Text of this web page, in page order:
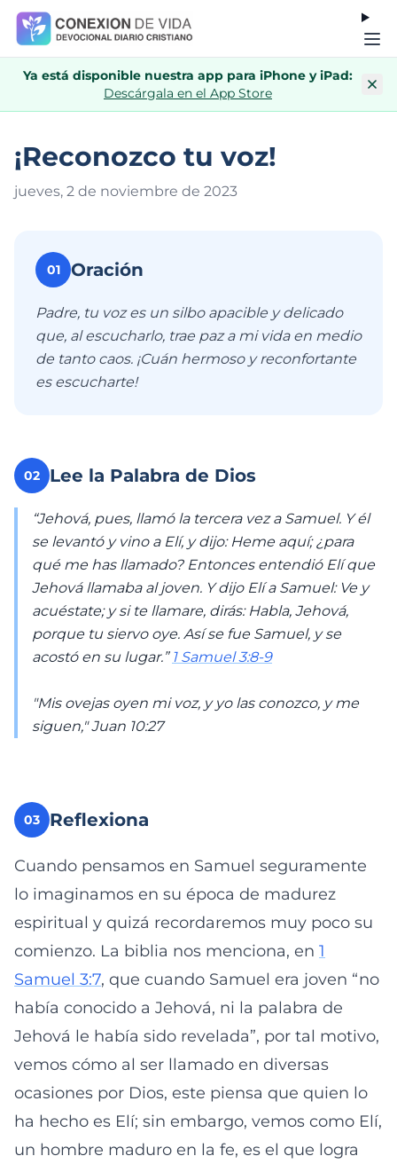
Ya está disponible nuestra app para iPhone y iPad:
Descárgala en el App Store
¡Reconozco tu voz!
jueves, 2 de noviembre de 2023
01 Oración
Padre, tu voz es un silbo apacible y delicado
que, al escucharlo, trae paz a mi vida en medio
de tanto caos. ¡Cuán hermoso y reconfortante
es escucharte!
02 Lee la Palabra de Dios
“Jehová, pues, llamó la tercera vez a Samuel. Y él
se levantó y vino a Elí, y dijo: Heme aquí; ¿para
qué me has llamado? Entonces entendió Elí que
Jehová llamaba al joven. Y dijo Elí a Samuel: Ve y
acuéstate; y si te llamare, dirás: Habla, Jehová,
porque tu siervo oye. Así se fue Samuel, y se
acostó en su lugar.” 1 Samuel 3:8-9
"Mis ovejas oyen mi voz, y yo las conozco, y me
siguen," ‭‭Juan‬ ‭10:27‬‬‬
03 Reflexiona
Cuando pensamos en Samuel seguramente
lo imaginamos en su época de madurez
espiritual y quizá recordaremos muy poco su
comienzo. La biblia nos menciona, en 1
Samuel 3:7, que cuando Samuel era joven “no
había conocido a Jehová, ni la palabra de
Jehová le había sido revelada”, por tal motivo,
vemos cómo al ser llamado en diversas
ocasiones por Dios, este piensa que quien lo
ha hecho es Elí; sin embargo, vemos como Elí,
un hombre maduro en la fe, es el que logra